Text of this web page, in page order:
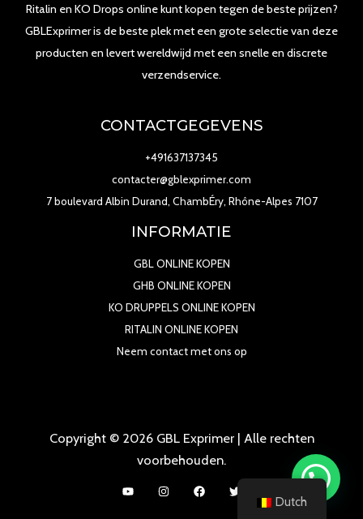
Ritalin en KO Drops online kunt kopen tegen de beste prijzen?
GBLExprimer is de beste plek met een grote selectie van deze
producten en levert wereldwijd met een snelle en discrete
verzendservice.
CONTACTGEGEVENS
+491637137345
contacter@gblexprimer.com
7 boulevard Albin Durand, ChambÉry, Rhône-Alpes 7107
INFORMATIE
GBL ONLINE KOPEN
GHB ONLINE KOPEN
KO DRUPPELS ONLINE KOPEN
RITALIN ONLINE KOPEN
Neem contact met ons op
Copyright © 2026 GBL Exprimer | Alle rechten
voorbehouden.
Dutch